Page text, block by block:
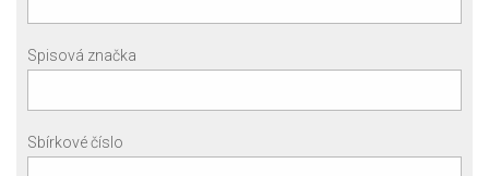
Spisová značka
Sbírkové číslo